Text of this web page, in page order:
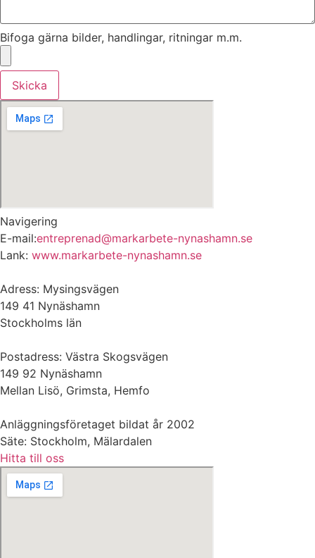
Bifoga gärna bilder, handlingar, ritningar m.m.
Skicka
Navigering
E-mail:entreprenad@markarbete-nynashamn.se
Lank: www.markarbete-nynashamn.se
Adress: Mysingsvägen
149 41 Nynäshamn
Stockholms län
Postadress: Västra Skogsvägen
149 92 Nynäshamn
Mellan Lisö, Grimsta, Hemfo
Anläggningsföretaget bildat år 2002
Säte: Stockholm, Mälardalen
Hitta till oss